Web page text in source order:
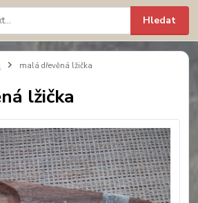
Hledat
malá dřevěná lžička
lžička